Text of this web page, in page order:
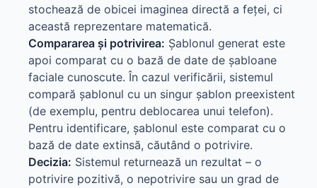
stochează de obicei imaginea directă a feței, ci
această reprezentare matematică.
Compararea și potrivirea: Șablonul generat este
apoi comparat cu o bază de date de șabloane
faciale cunoscute. În cazul verificării, sistemul
compară șablonul cu un singur șablon preexistent
(de exemplu, pentru deblocarea unui telefon).
Pentru identificare, șablonul este comparat cu o
bază de date extinsă, căutând o potrivire.
Decizia: Sistemul returnează un rezultat – o
potrivire pozitivă, o nepotrivire sau un grad de